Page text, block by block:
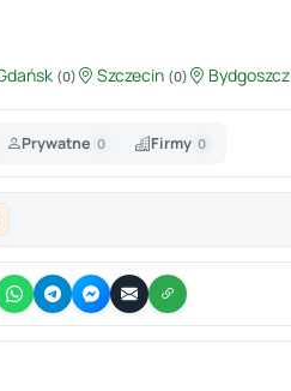
(0) Szczecin (0) Bydgoszcz
Prywatne 0 Firmy 0